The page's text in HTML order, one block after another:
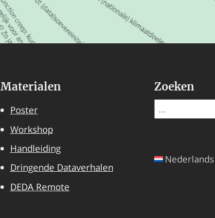
Materialen
Poster
Workshop
Handleiding
Dringende Dataverhalen
DEDA Remote
Zoeken
Nederlands